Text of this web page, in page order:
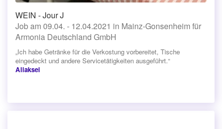
WEIN - Jour J
Job am 09.04. - 12.04.2021 in Mainz-Gonsenheim für
Armonia Deutschland GmbH
„Ich habe Getränke für die Verkostung vorbereitet, Tische
eingedeckt und andere Servicetätigkeiten ausgeführt.“
Aliaksei